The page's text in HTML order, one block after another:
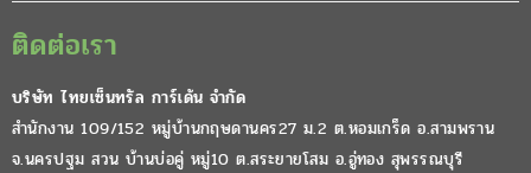
ติดต่อเรา
บริษัท ไทยเซ็นทรัล การ์เด้น จำกัด
สำนักงาน 109/152 หมู่บ้านกฤษดานคร27 ม.2 ต.หอมเกร็ด อ.สามพราน
จ.นครปฐม สวน บ้านบ่อคู่ หมู่10 ต.สระยายโสม อ.อู่ทอง สุพรรณบุรี